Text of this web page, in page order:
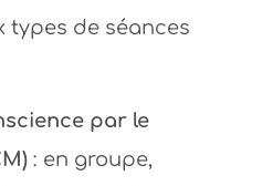
types de séances
par le
: en groupe,